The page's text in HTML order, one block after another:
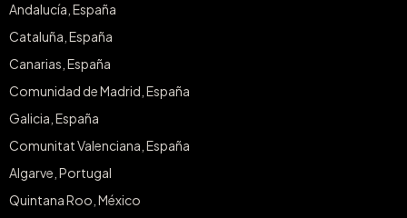
Andalucía, España
Cataluña, España
Canarias, España
Comunidad de Madrid, España
Galicia, España
Comunitat Valenciana, España
Algarve, Portugal
Quintana Roo, México